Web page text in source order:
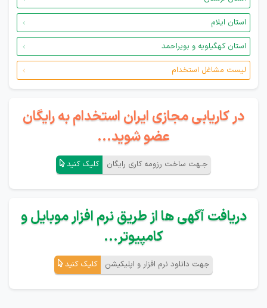
استان ایلام
استان کهگیلویه و بویراحمد
لیست مشاغل استخدام
در کاریابی مجازی ایران استخدام به رایگان
عضو شوید...
جـهت ساخت رزومه کاری رایگان کلیک کنید
دریافت آگهی ها از طریق نرم افزار موبایل و
کامپیوتر...
جهت دانلود نرم افزار و اپلیکیشن کلیک کنید